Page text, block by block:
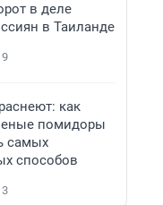
в деле
в Таиланде
9
как
помидоры
самых
способов
3